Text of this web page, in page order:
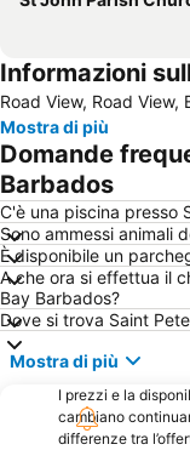
Informazioni
Road View, Road
Mostra di più
Domande
Barbados
C'è una piscina presso
Sono ammessi animali
È disponibile un
A che ora si effettua il
Bay Barbados?
Dove si trova Saint
Mostra di più
I prezzi e la
cambiano
differenze tra